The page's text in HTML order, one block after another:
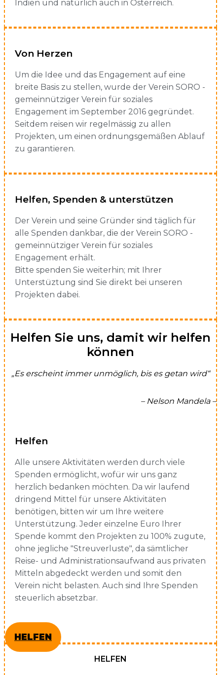
Indien und natürlich auch in Österreich.
Von Herzen
Um die Idee und das Engagement auf eine
breite Basis zu stellen, wurde der Verein SORO -
gemeinnütziger Verein für soziales
Engagement im September 2016 gegründet.
Seitdem reisen wir regelmässig zu allen
Projekten, um einen ordnungsgemäßen Ablauf
zu garantieren.
Helfen, Spenden & unterstützen
Der Verein und seine Gründer sind täglich für
alle Spenden dankbar, die der Verein SORO -
gemeinnütziger Verein für soziales
Engagement erhält.
Bitte spenden Sie weiterhin; mit Ihrer
Unterstüztung sind Sie direkt bei unseren
Projekten dabei.
Helfen Sie uns, damit wir helfen
können
„Es erscheint immer unmöglich, bis es getan wird“
– Nelson Mandela –
Helfen
Alle unsere Aktivitäten werden durch viele
Spenden ermöglicht, wofür wir uns ganz
herzlich bedanken möchten. Da wir laufend
dringend Mittel für unsere Aktivitäten
benötigen, bitten wir um Ihre weitere
Unterstützung. Jeder einzelne Euro Ihrer
Spende kommt den Projekten zu 100% zugute,
ohne jegliche "Streuverluste", da sämtlicher
Reise- und Administrationsaufwand aus privaten
Mitteln abgedeckt werden und somit den
Verein nicht belasten. Auch sind Ihre Spenden
steuerlich absetzbar.
HELFEN
HELFEN